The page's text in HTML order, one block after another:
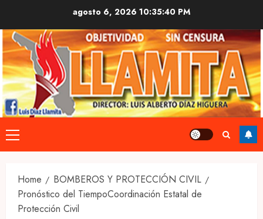
content
agosto 6, 202610:35:41 PM
Primary
Menu
Home
BOMBEROS Y PROTECCIÓN CIVIL
Pronóstico del TiempoCoordinación Estatal de
Protección Civil